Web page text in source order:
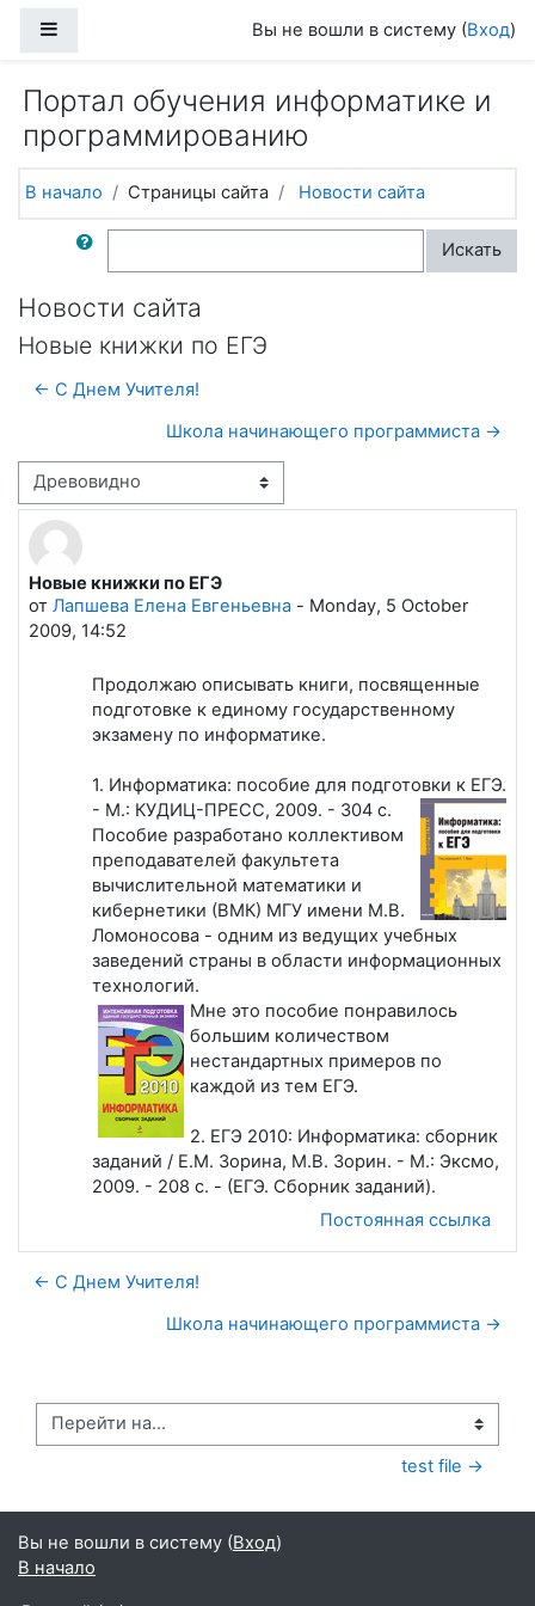
Вы не вошли в систему (Вход)
Портал обучения информатике и
программированию
В начало Страницы сайта Новости сайта
Поиск по форумам Искать
Новости сайта
Новые книжки по ЕГЭ
← С Днем Учителя!
Школа начинающего программиста →
Режим отображения
Новые книжки по ЕГЭ
от Лапшева Елена Евгеньевна - Monday, 5 October
2009, 14:52
Количество ответов: 0
Продолжаю описывать книги, посвященные
подготовке к единому государственному
экзамену по информатике.
1. Информатика: пособие для подготовки к ЕГЭ.
- М.: КУДИЦ-ПРЕСС, 2009. - 304 с.
Пособие разработано коллективом
преподавателей факультета
вычислительной математики и
кибернетики (ВМК) МГУ имени М.В.
Ломоносова - одним из ведущих учебных
заведений страны в области информационных
технологий.
Мне это пособие понравилось
большим количеством
нестандартных примеров по
каждой из тем ЕГЭ.
2. ЕГЭ 2010: Информатика: сборник
заданий / Е.М. Зорина, М.В. Зорин. - М.: Эксмо,
2009. - 208 с. - (ЕГЭ. Сборник заданий).
Постоянная ссылка
← С Днем Учителя!
Школа начинающего программиста →
Перейти на...
test file →
Вы не вошли в систему (Вход)
В начало